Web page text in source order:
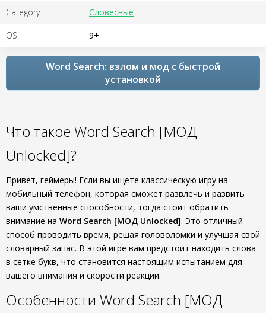
Category Словесные
OS 9+
Word Search: взлом и мод с быстрой
установкой
Что такое Word Search [МОД
Unlocked]?
Привет, геймеры! Если вы ищете классическую игру на
мобильный телефон, которая сможет развлечь и развить
ваши умственные способности, тогда стоит обратить
внимание на Word Search [МОД Unlocked]. Это отличный
способ проводить время, решая головоломки и улучшая свой
словарный запас. В этой игре вам предстоит находить слова
в сетке букв, что становится настоящим испытанием для
вашего внимания и скорости реакции.
Особенности Word Search [МОД